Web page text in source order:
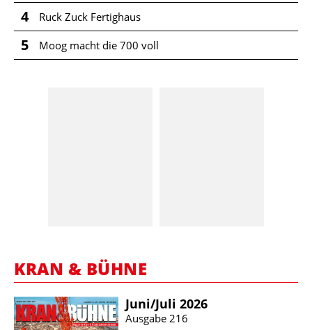
4 Ruck Zuck Fertighaus
5 Moog macht die 700 voll
KRAN & BÜHNE
Juni/​Juli 2026
Ausgabe 216